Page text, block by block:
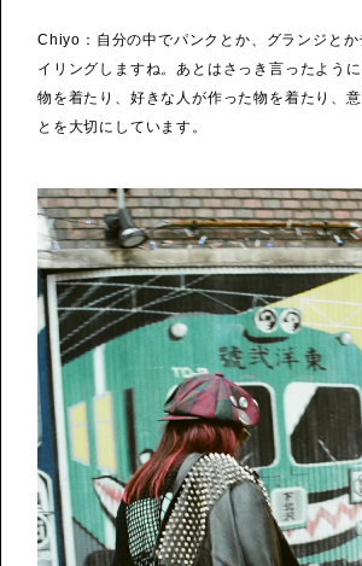
Chiyo：自分の中でパンクとか、グランジとか
イリングしますね。あとはさっき言ったよう
物を着たり、好きな人が作った物を着たり、
とを大切にしています。